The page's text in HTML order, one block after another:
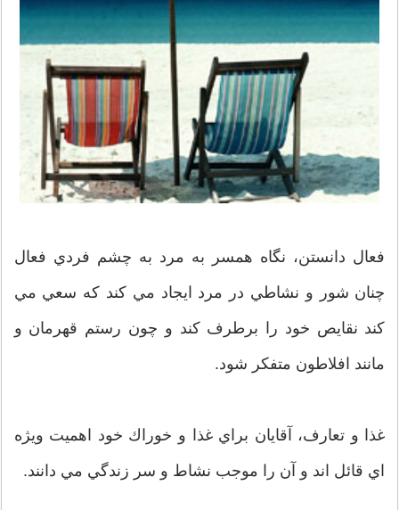
فعال دانستن، نگاه همسر به مرد به چشم فردي فعال
چنان شور و نشاطي در مرد ايجاد مي كند كه سعي مي
كند نقايص خود را برطرف كند و چون رستم قهرمان و
مانند افلاطون متفكر شود.
غذا و تعارف، آقايان براي غذا و خوراك خود اهميت ويژه
اي قائل اند و آن را موجب نشاط و سر زندگي مي دانند.